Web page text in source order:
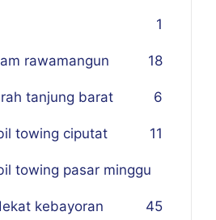
1
rawamangun 18
tanjung barat 6
towing ciputat 11
towing pasar minggu
45
kebayoran